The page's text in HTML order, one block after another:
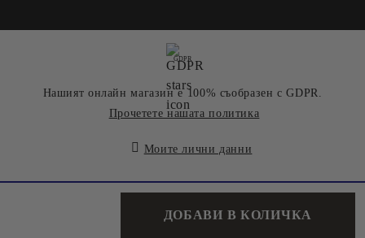
GDPR
Нашият онлайн магазин е 100% съобразен с GDPR.
Прочетете нашата политика
Моите лични данни